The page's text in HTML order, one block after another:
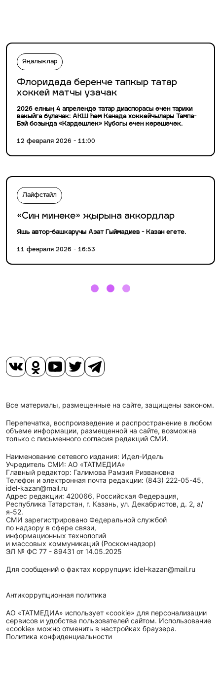
Яңалыклар
Флоридада беренче тапкыр татар
хоккей матчы узачак
2026 елның 4 апрелендә татар диаспорасы өчен тарихи
вакыйга булачак: АКШ һәм Канада хоккейчылары Тампа-
Бэй бозында «Кардәшлек» Кубогы өчен көрәшәчәк.
12 февраля 2026 - 11:00
Лайфстайл
«Син минеке» җырына аккордлар
Яшь автор-башкаручы Азат Гыймадиев - Казан егете.
11 февраля 2026 - 16:53
Все материалы, размещенные на сайте, защищены законом.
Перепечатка, воспроизведение и распространение в любом
объеме информации, размещенной на сайте, возможна
только с письменного согласия редакций СМИ.
Наименование сетевого издания: Идел-Идель
Учредитель СМИ: АО «ТАТМЕДИА»
Главный редактор: Галимова Рамзия Ризвановна
Телефон и электронная почта редакции: (843) 222-05-45,
idel-kazan@mail.ru
Адрес редакции: 420066, Российская Федерация,
Республика Татарстан, г. Казань, ул. Декабристов, д. 2, а/
я-52.
СМИ зарегистрировано Федеральной службой
по надзору в сфере связи,
информационных технологий
и массовых коммуникаций (Роскомнадзор)
ЭЛ № ФС 77 - 89431 от 14.05.2025
Для сообщений о фактах коррупции: idel-kazan@mail.ru
Антикоррупционная политика
АО «ТАТМЕДИА» использует «cookie» для персонализации
сервисов и удобства пользователей сайтом. Использование
«cookie» можно отменить в настройках браузера.
Политика конфиденциальности